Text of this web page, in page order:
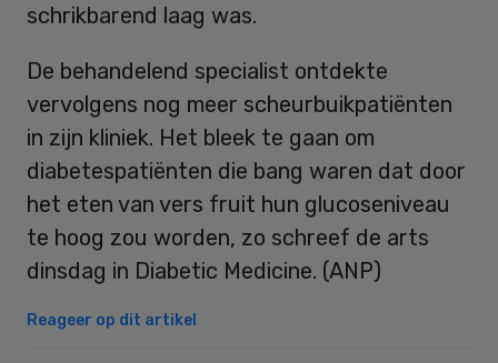
schrikbarend laag was.
De behandelend specialist ontdekte
vervolgens nog meer scheurbuikpatiënten
in zijn kliniek. Het bleek te gaan om
diabetespatiënten die bang waren dat door
het eten van vers fruit hun glucoseniveau
te hoog zou worden, zo schreef de arts
dinsdag in Diabetic Medicine. (ANP)
Reageer op dit artikel